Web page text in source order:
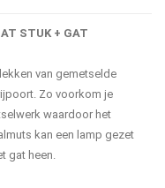
STUK + GAT
van gemetselde
Zo voorkom je
waardoor het
kan een lamp gezet
gat heen.